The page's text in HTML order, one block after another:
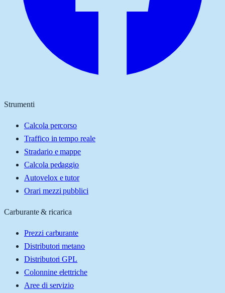
Strumenti
Calcola percorso
Traffico in tempo reale
Stradario e mappe
Calcola pedaggio
Autovelox e tutor
Orari mezzi pubblici
Carburante & ricarica
Prezzi carburante
Distributori metano
Distributori GPL
Colonnine elettriche
Aree di servizio